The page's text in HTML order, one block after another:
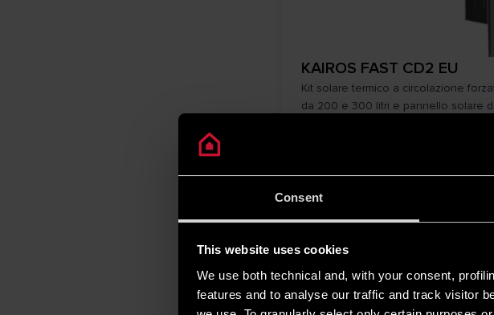
Consent
This website uses cookies
We use both technical and, with your consent,
features and to analyse our traffic and track visitor
KAIROS FAST CD2 EU
Kit solare termico a circolazione
da 200 e 300 litri e pannello solare